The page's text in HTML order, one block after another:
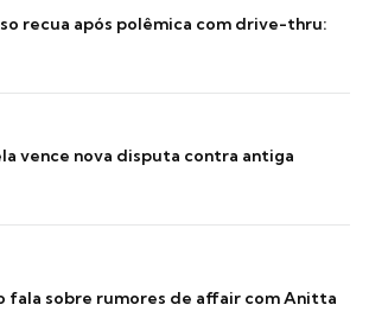
recua após polêmica com drive-thru:
vence nova disputa contra antiga
fala sobre rumores de affair com Anitta